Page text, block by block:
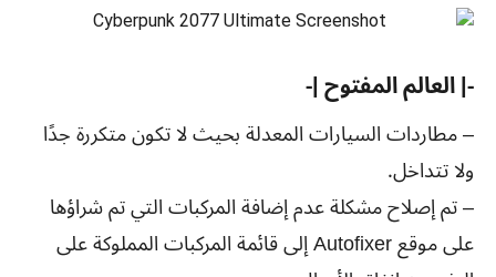
-| العالم المفتوح |-
– مطاردات السيارات المعدلة بحيث لا تكون متكررة جدًا
ولا تتداخل.
– تم إصلاح مشكلة عدم إضافة المركبات التي تم شراؤها
على موقع Autofixer إلى قائمة المركبات المملوكة على